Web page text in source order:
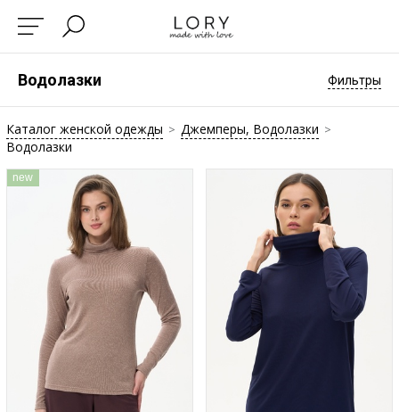
Водолазки Фильтры
Каталог женской одежды > Джемперы, Водолазки >
Водолазки
new